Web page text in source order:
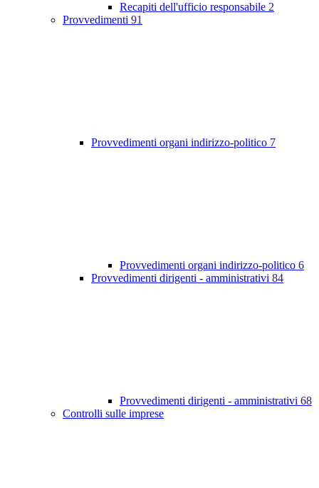
Recapiti dell'ufficio responsabile 2
Provvedimenti 91
Provvedimenti organi indirizzo-politico 7
Provvedimenti organi indirizzo-politico 6
Provvedimenti dirigenti - amministrativi 84
Provvedimenti dirigenti - amministrativi 68
Controlli sulle imprese